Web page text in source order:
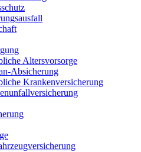
Altersvorsorge
Absicherung
Krankenversicherung